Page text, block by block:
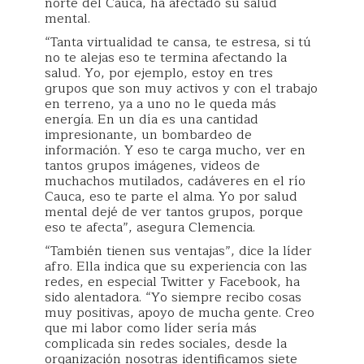
mental.
“Tanta virtualidad te cansa, te estresa, si tú
no te alejas eso te termina afectando la
salud. Yo, por ejemplo, estoy en tres
grupos que son muy activos y con el trabajo
en terreno, ya a uno no le queda más
energía. En un día es una cantidad
impresionante, un bombardeo de
información. Y eso te carga mucho, ver en
tantos grupos imágenes, videos de
muchachos mutilados, cadáveres en el río
Cauca, eso te parte el alma. Yo por salud
mental dejé de ver tantos grupos, porque
eso te afecta”, asegura Clemencia.
“También tienen sus ventajas”, dice la líder
afro. Ella indica que su experiencia con las
redes, en especial Twitter y Facebook, ha
sido alentadora. “Yo siempre recibo cosas
muy positivas, apoyo de mucha gente. Creo
que mi labor como líder sería más
complicada sin redes sociales, desde la
organización nosotras identificamos siete